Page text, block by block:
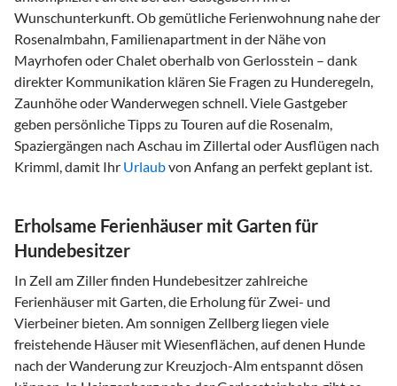
Wunschunterkunft. Ob gemütliche Ferienwohnung nahe der
Rosenalmbahn, Familienapartment in der Nähe von
Mayrhofen oder Chalet oberhalb von Gerlosstein – dank
direkter Kommunikation klären Sie Fragen zu Hunderegeln,
Zaunhöhe oder Wanderwegen schnell. Viele Gastgeber
geben persönliche Tipps zu Touren auf die Rosenalm,
Spaziergängen nach Aschau im Zillertal oder Ausflügen nach
Krimml, damit Ihr Urlaubvon Anfang an perfekt geplant ist.
Erholsame Ferienhäuser mit Garten für
Hundebesitzer
In Zell am Ziller finden Hundebesitzer zahlreiche
Ferienhäuser mit Garten, die Erholung für Zwei- und
Vierbeiner bieten. Am sonnigen Zellberg liegen viele
freistehende Häuser mit Wiesenflächen, auf denen Hunde
nach der Wanderung zur Kreuzjoch-Alm entspannt dösen